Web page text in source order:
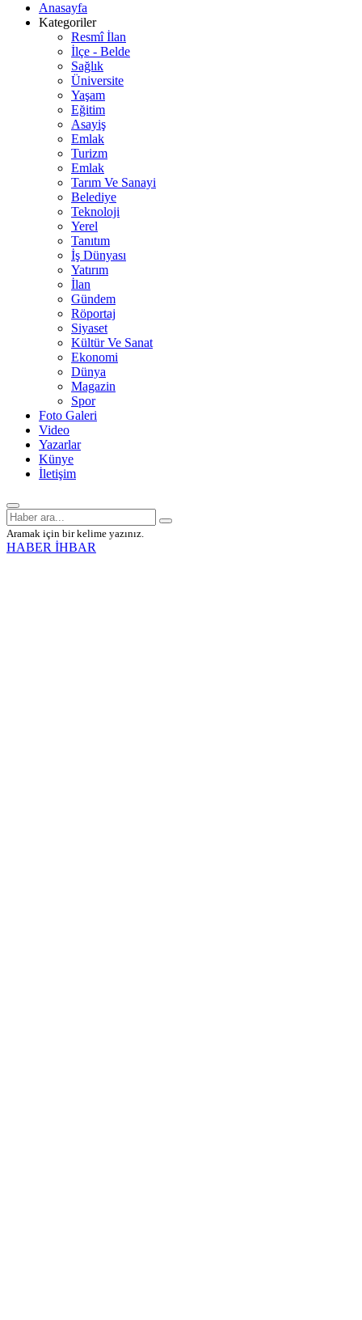
Anasayfa
Kategoriler
Resmî İlan
İlçe - Belde
Sağlık
Üniversite
Yaşam
Eğitim
Asayiş
Emlak
Turizm
Emlak
Tarım Ve Sanayi
Belediye
Teknoloji
Yerel
Tanıtım
İş Dünyası
Yatırım
İlan
Gündem
Röportaj
Siyaset
Kültür Ve Sanat
Ekonomi
Dünya
Magazin
Spor
Foto Galeri
Video
Yazarlar
Künye
İletişim
Aramak için bir kelime yazınız.
HABER İHBAR